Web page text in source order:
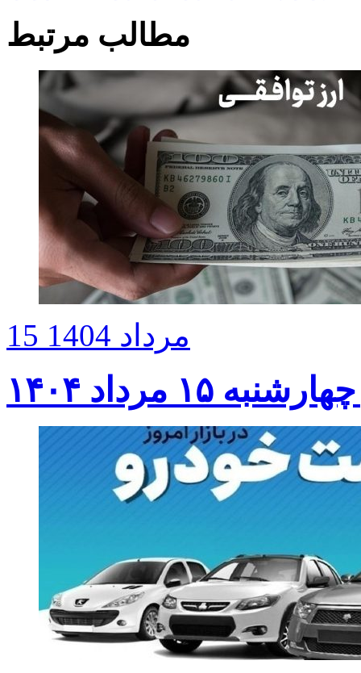
مطالب مرتبط
15 مرداد 1404
مرداد ۱۴۰۴